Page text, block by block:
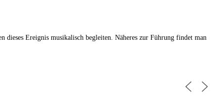
dieses Ereignis musikalisch begleiten. Näheres zur Führung findet man